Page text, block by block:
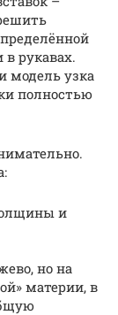
в рукавах.
модель узка
полностью
и
но на
материи, в